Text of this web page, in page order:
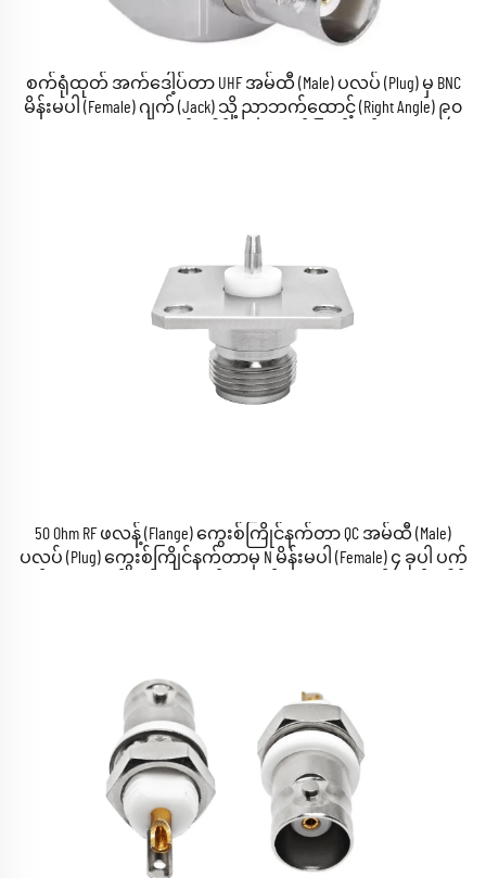
စက်ရုံထုတ် အက်ဒေါ့ပ်တာ UHF အမ်ထီ (Male) ပလပ် (Plug) မှ BNC
မိန်းမပါ (Female) ဂျက် (Jack) သို့ ညာဘက်ထောင့် (Right Angle) ၉၀
50 Ohm RF ဖလန့် (Flange) ကွေးစ်ကြိုင်နက်တာ QC အမ်ထီ (Male)
ပလပ် (Plug) ကွေးစ်ကြိုင်နက်တာမှ N မိန်းမပါ (Female) ၄ ခုပါ ပက်